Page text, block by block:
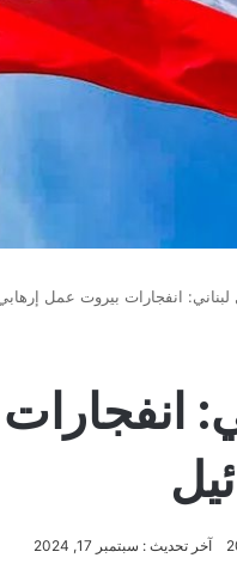
انفجارات بيروت عمل
آخر تحديث : سبتمبر 17, 2024